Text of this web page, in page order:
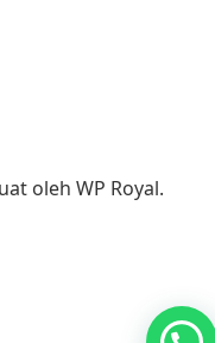
oleh WP Royal.